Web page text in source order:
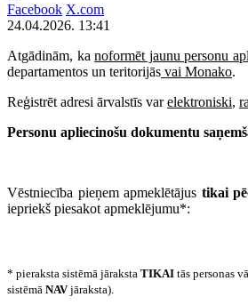
Facebook X.com
24.04.2026. 13:41
Atgādinām, kanoformēt jaunu personu
departamentos un teritorijās vai Monako.
Reģistrēt adresi ārvalstīs varelektroniski,
Personu apliecinošu dokumentu
Vēstniecība pieņem apmeklētājus tikai
iepriekš piesakot apmeklējumu*:
* pieraksta sistēmā jāraksta TIKAI tās personas
sistēmā NAVjāraksta).